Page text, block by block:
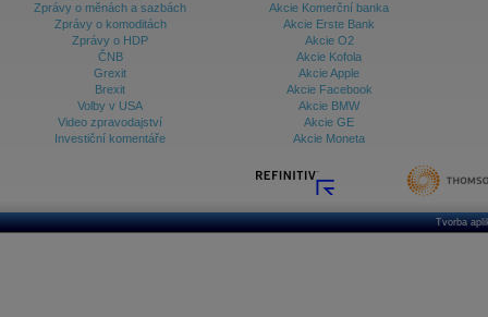
Databanka - Zahraniční obchod a platební
Databanka akcie - ČR
Databanka akcie - Svět
Denní finanční zpravodaj
Denní kalendář událostí
Denní přehled - Akcie CEE
Zprávy o měnách a sazbách
Zprávy o komoditách
Zprávy o HDP
ČNB
Grexit
Brexit
Volby v USA
Video zpravodajství
Investiční komentáře
Akcie Komerční banka
Akcie Erste Bank
Akcie O2
Akcie Kofola
Akcie Apple
Akcie Facebook
Akcie BMW
Akcie GE
Akcie Moneta
Tvorba